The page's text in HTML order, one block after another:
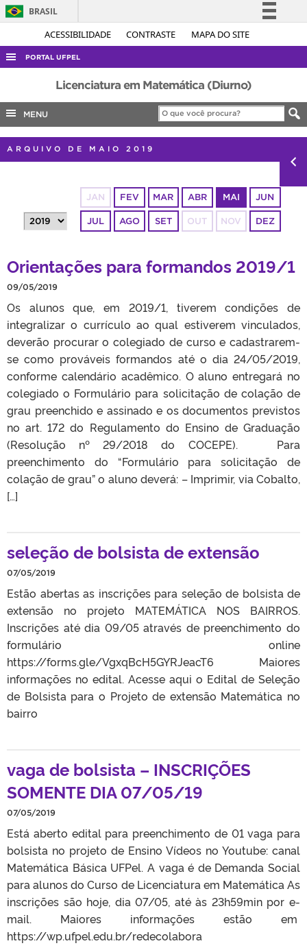
ACESSIBILIDADE CONTRASTE MAPA DO SITE
BRASIL
Simplifique!
Acesso à informação
Legislação
Canais
PORTAL UFPEL
ACESSO À INFORMAÇÃO
AUDITORIA
COBALTO
CONCURSOS
OUVIDORIA
TELEFONES
Licenciatura em Matemática (Diurno)
MENU
ARQUIVO DE MAIO 2019
JAN FEV MAR ABR MAI JUN
JUL AGO SET OUT NOV DEZ
Orientações para formandos 2019/1
09/05/2019
Os alunos que, em 2019/1, tiverem condições de
integralizar o currículo ao qual estiverem vinculados,
deverão procurar o colegiado de curso e cadastrarem-
se como prováveis formandos até o dia 24/05/2019,
conforme calendário acadêmico. O aluno entregará no
colegiado o Formulário para solicitação de colação de
grau preenchido e assinado e os documentos previstos
no art. 172 do Regulamento do Ensino de Graduação
(Resolução nº 29/2018 do COCEPE). Para
preenchimento do “Formulário para solicitação de
colação de grau” o aluno deverá: – Imprimir, via Cobalto,
[…]
seleção de bolsista de extensão
07/05/2019
Estão abertas as inscrições para seleção de bolsista de
extensão no projeto MATEMÁTICA NOS BAIRROS.
Inscrições até dia 09/05 através de preenchimento do
formulário online
https://forms.gle/VgxqBcH5GYRJeacT6 Maiores
informações no edital. Acesse aqui o Edital de Seleção
de Bolsista para o Projeto de extensão Matemática no
bairro
vaga de bolsista – INSCRIÇÕES
SOMENTE DIA 07/05/19
07/05/2019
Está aberto edital para preenchimento de 01 vaga para
bolsista no projeto de Ensino Vídeos no Youtube: canal
Matemática Básica UFPel. A vaga é de Demanda Social
para alunos do Curso de Licenciatura em Matemática As
inscrições são hoje, dia 07/05, até às 23h59min por e-
mail. Maiores informações estão em
https://wp.ufpel.edu.br/redecolabora